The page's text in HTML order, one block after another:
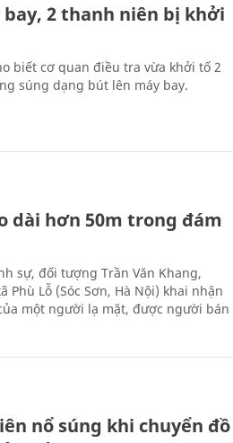
2 thanh niên bị khởi
biết cơ quan điều tra vừa khởi tố 2
súng dạng bút lên máy bay.
dài hơn 50m trong đám
sự, đối tượng Trần Văn Khang,
Lỗ (Sóc Sơn, Hà Nội) khai nhận
một người lạ mặt, được người bán
nổ súng khi chuyển đồ